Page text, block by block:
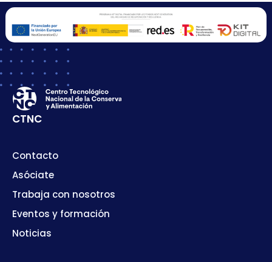
CTNC
Contacto
Asóciate
Trabaja con nosotros
Eventos y formación
Noticias